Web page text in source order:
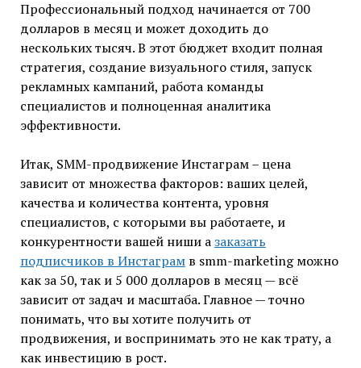
Профессиональный подход начинается от 700
долларов в месяц и может доходить до
нескольких тысяч. В этот бюджет входит полная
стратегия, создание визуального стиля, запуск
рекламных кампаний, работа команды
специалистов и полноценная аналитика
эффективности.
Итак, SMM-продвижение Инстаграм – цена
зависит от множества факторов: ваших целей,
качества и количества контента, уровня
специалистов, с которыми вы работаете, и
конкурентности вашей ниши азаказать
подписчиков в Инстаграмв smm-marketing можно
как за 50, так и 5 000 долларов в месяц — всё
зависит от задач и масштаба. Главное — точно
понимать, что вы хотите получить от
продвижения, и воспринимать это не как трату, а
как инвестицию в рост.